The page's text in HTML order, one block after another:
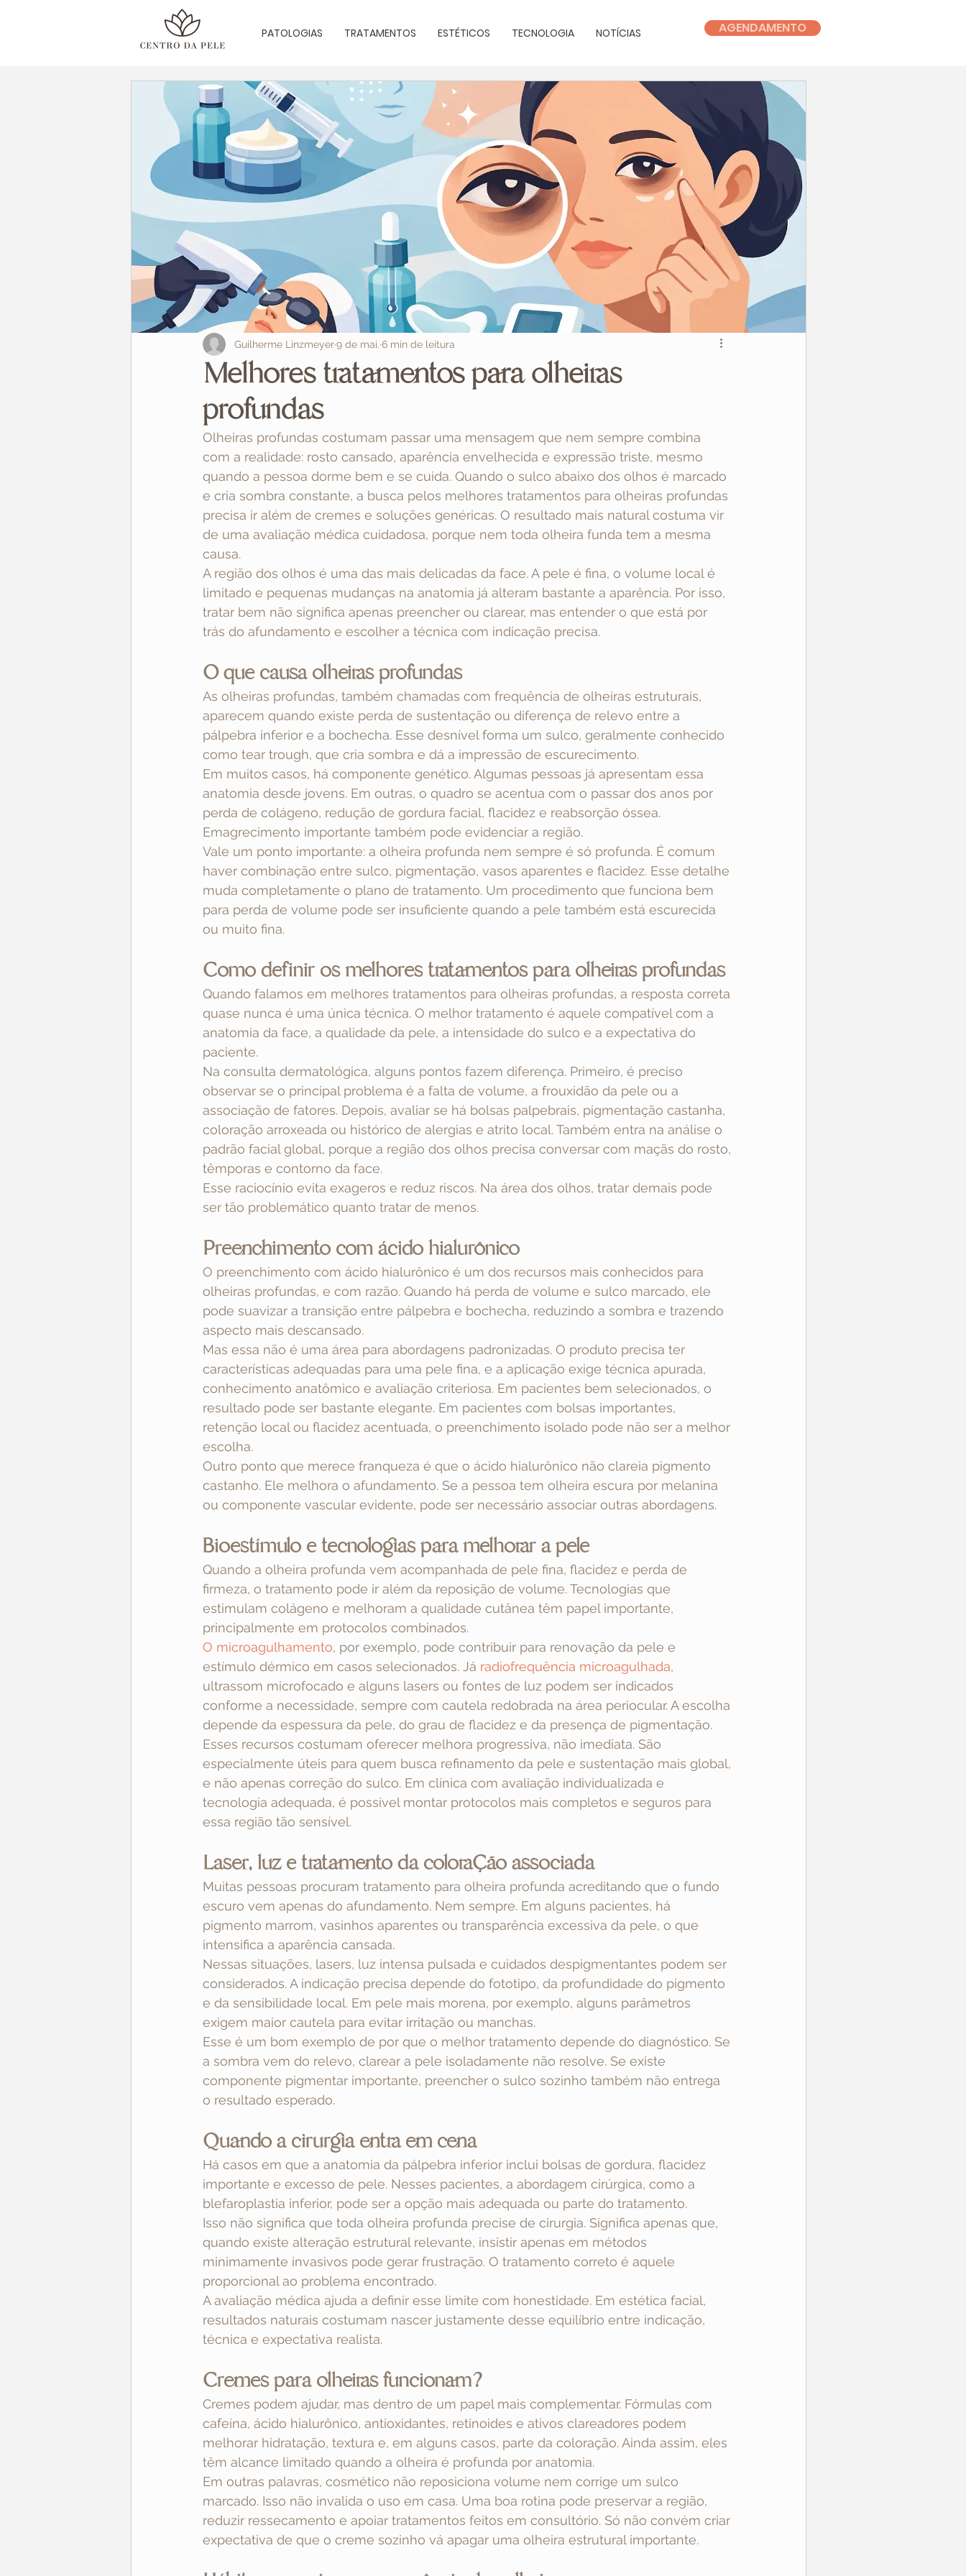
PATOLOGIAS TRATAMENTOS ESTÉTICOS TECNOLOGIA NOTÍCIAS AGENDAMENTO
Melhores tratamentos para olheiras
profundas
Guilherme Linzmeyer9 de mai. 6 min de leitura
Olheiras profundas costumam passar uma mensagem que nem sempre combina
com a realidade: rosto cansado, aparência envelhecida e expressão triste, mesmo
quando a pessoa dorme bem e se cuida. Quando o sulco abaixo dos olhos é marcado
e cria sombra constante, a busca pelos melhores tratamentos para olheiras profundas
precisa ir além de cremes e soluções genéricas. O resultado mais natural costuma vir
de uma avaliação médica cuidadosa, porque nem toda olheira funda tem a mesma
causa.
A região dos olhos é uma das mais delicadas da face. A pele é fina, o volume local é
limitado e pequenas mudanças na anatomia já alteram bastante a aparência. Por isso,
tratar bem não significa apenas preencher ou clarear, mas entender o que está por
trás do afundamento e escolher a técnica com indicação precisa.
O que causa olheiras profundas
As olheiras profundas, também chamadas com frequência de olheiras estruturais,
aparecem quando existe perda de sustentação ou diferença de relevo entre a
pálpebra inferior e a bochecha. Esse desnível forma um sulco, geralmente conhecido
como tear trough, que cria sombra e dá a impressão de escurecimento.
Em muitos casos, há componente genético. Algumas pessoas já apresentam essa
anatomia desde jovens. Em outras, o quadro se acentua com o passar dos anos por
perda de colágeno, redução de gordura facial, flacidez e reabsorção óssea.
Emagrecimento importante também pode evidenciar a região.
Vale um ponto importante: a olheira profunda nem sempre é só profunda. É comum
haver combinação entre sulco, pigmentação, vasos aparentes e flacidez. Esse detalhe
muda completamente o plano de tratamento. Um procedimento que funciona bem
para perda de volume pode ser insuficiente quando a pele também está escurecida
ou muito fina.
Como definir os melhores tratamentos para olheiras profundas
Quando falamos em melhores tratamentos para olheiras profundas, a resposta correta
quase nunca é uma única técnica. O melhor tratamento é aquele compatível com a
anatomia da face, a qualidade da pele, a intensidade do sulco e a expectativa do
paciente.
Na consulta dermatológica, alguns pontos fazem diferença. Primeiro, é preciso
observar se o principal problema é a falta de volume, a frouxidão da pele ou a
associação de fatores. Depois, avaliar se há bolsas palpebrais, pigmentação castanha,
coloração arroxeada ou histórico de alergias e atrito local. Também entra na análise o
padrão facial global, porque a região dos olhos precisa conversar com maçãs do rosto,
têmporas e contorno da face.
Esse raciocínio evita exageros e reduz riscos. Na área dos olhos, tratar demais pode
ser tão problemático quanto tratar de menos.
Preenchimento com ácido hialurônico
O preenchimento com ácido hialurônico é um dos recursos mais conhecidos para
olheiras profundas, e com razão. Quando há perda de volume e sulco marcado, ele
pode suavizar a transição entre pálpebra e bochecha, reduzindo a sombra e trazendo
aspecto mais descansado.
Mas essa não é uma área para abordagens padronizadas. O produto precisa ter
características adequadas para uma pele fina, e a aplicação exige técnica apurada,
conhecimento anatômico e avaliação criteriosa. Em pacientes bem selecionados, o
resultado pode ser bastante elegante. Em pacientes com bolsas importantes,
retenção local ou flacidez acentuada, o preenchimento isolado pode não ser a melhor
escolha.
Outro ponto que merece franqueza é que o ácido hialurônico não clareia pigmento
castanho. Ele melhora o afundamento. Se a pessoa tem olheira escura por melanina
ou componente vascular evidente, pode ser necessário associar outras abordagens.
Bioestímulo e tecnologias para melhorar a pele
Quando a olheira profunda vem acompanhada de pele fina, flacidez e perda de
firmeza, o tratamento pode ir além da reposição de volume. Tecnologias que
estimulam colágeno e melhoram a qualidade cutânea têm papel importante,
principalmente em protocolos combinados.
O microagulhamento, por exemplo, pode contribuir para renovação da pele e
estímulo dérmico em casos selecionados. Já radiofrequência microagulhada,
ultrassom microfocado e alguns lasers ou fontes de luz podem ser indicados
conforme a necessidade, sempre com cautela redobrada na área periocular. A escolha
depende da espessura da pele, do grau de flacidez e da presença de pigmentação.
Esses recursos costumam oferecer melhora progressiva, não imediata. São
especialmente úteis para quem busca refinamento da pele e sustentação mais global,
e não apenas correção do sulco. Em clínica com avaliação individualizada e
tecnologia adequada, é possível montar protocolos mais completos e seguros para
essa região tão sensível.
Laser, luz e tratamento da coloração associada
Muitas pessoas procuram tratamento para olheira profunda acreditando que o fundo
escuro vem apenas do afundamento. Nem sempre. Em alguns pacientes, há
pigmento marrom, vasinhos aparentes ou transparência excessiva da pele, o que
intensifica a aparência cansada.
Nessas situações, lasers, luz intensa pulsada e cuidados despigmentantes podem ser
considerados. A indicação precisa depende do fototipo, da profundidade do pigmento
e da sensibilidade local. Em pele mais morena, por exemplo, alguns parâmetros
exigem maior cautela para evitar irritação ou manchas.
Esse é um bom exemplo de por que o melhor tratamento depende do diagnóstico. Se
a sombra vem do relevo, clarear a pele isoladamente não resolve. Se existe
componente pigmentar importante, preencher o sulco sozinho também não entrega
o resultado esperado.
Quando a cirurgia entra em cena
Há casos em que a anatomia da pálpebra inferior inclui bolsas de gordura, flacidez
importante e excesso de pele. Nesses pacientes, a abordagem cirúrgica, como a
blefaroplastia inferior, pode ser a opção mais adequada ou parte do tratamento.
Isso não significa que toda olheira profunda precise de cirurgia. Significa apenas que,
quando existe alteração estrutural relevante, insistir apenas em métodos
minimamente invasivos pode gerar frustração. O tratamento correto é aquele
proporcional ao problema encontrado.
A avaliação médica ajuda a definir esse limite com honestidade. Em estética facial,
resultados naturais costumam nascer justamente desse equilíbrio entre indicação,
técnica e expectativa realista.
Cremes para olheiras funcionam?
Cremes podem ajudar, mas dentro de um papel mais complementar. Fórmulas com
cafeína, ácido hialurônico, antioxidantes, retinoides e ativos clareadores podem
melhorar hidratação, textura e, em alguns casos, parte da coloração. Ainda assim, eles
têm alcance limitado quando a olheira é profunda por anatomia.
Em outras palavras, cosmético não reposiciona volume nem corrige um sulco
marcado. Isso não invalida o uso em casa. Uma boa rotina pode preservar a região,
reduzir ressecamento e apoiar tratamentos feitos em consultório. Só não convém criar
expectativa de que o creme sozinho vá apagar uma olheira estrutural importante.